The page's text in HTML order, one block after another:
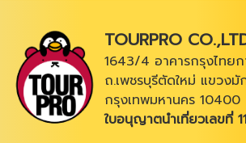
TOURPRO
1643/4 อาคารกรุงไทย
ถ.เพชรบุรีตัดใหม่ แขวงมั
กรุงเทพมหานคร 10400
ใบอนุญาตนำเที่ยวเลขที่